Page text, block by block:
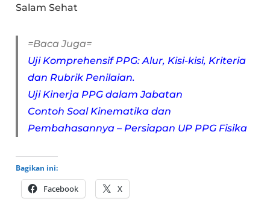
Salam Sehat
=Baca Juga=
Uji Komprehensif PPG: Alur, Kisi-kisi, Kriteria
dan Rubrik Penilaian.
Uji Kinerja PPG dalam Jabatan
Contoh Soal Kinematika dan
Pembahasannya – Persiapan UP PPG Fisika
Bagikan ini:
Facebook X